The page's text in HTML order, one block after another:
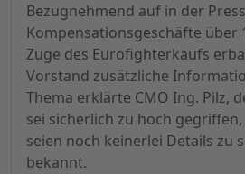
Bezugnehmend auf in der
Kompensationsgeschäfte über
Zuge des Eurofighterkaufs
Vorstand zusätzliche
Thema erklärte CMO Ing. Pilz,
sei sicherlich zu hoch
seien noch keinerlei Details zu
bekannt.